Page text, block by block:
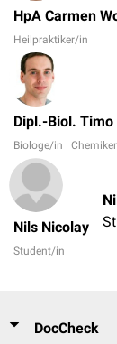
HpA Carmen
Heilpraktiker/in
Dipl.-Biol. Timo
Biologe/in |
Nils Nicolay
Student/in
DocCheck